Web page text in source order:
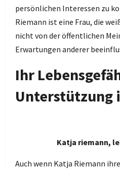
persönlichen Interessen zu
Riemann ist eine Frau, die
nicht von der öffentlichen
Erwartungen anderer
Ihr
Unterstützung
Katja riemann,
Auch wenn Katja Riemann